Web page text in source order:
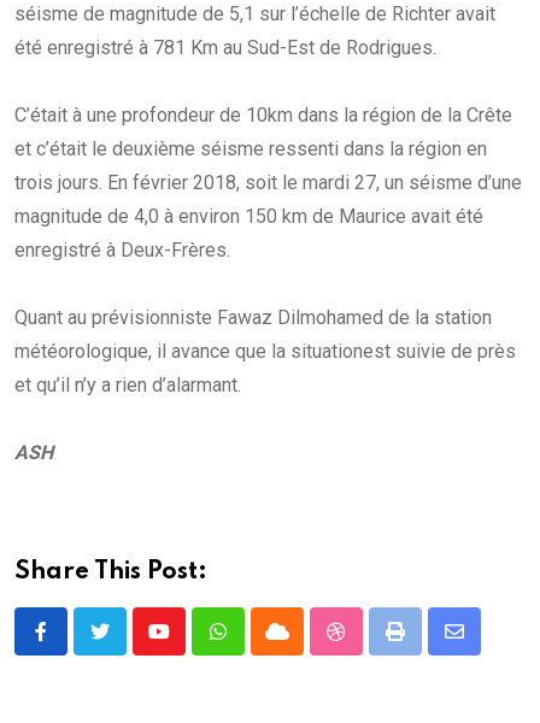
séisme de magnitude de 5,1 sur l’échelle de Richter avait
été enregistré à 781 Km au Sud-Est de Rodrigues.
C’était à une profondeur de 10km dans la région de la Crête
et c’était le deuxième séisme ressenti dans la région en
trois jours. En février 2018, soit le mardi 27, un séisme d’une
magnitude de 4,0 à environ 150 km de Maurice avait été
enregistré à Deux-Frères.
Quant au prévisionniste Fawaz Dilmohamed de la station
météorologique, il avance que la situationest suivie de près
et qu’il n’y a rien d’alarmant.
ASH
Share This Post:
YoutubeWhatsappCloud StumbleUpon
Print
Share